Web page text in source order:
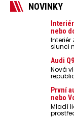
NOVINKY
nebo
slunci
nebo
ve
Audi
Nová
První
nebo
Mladí